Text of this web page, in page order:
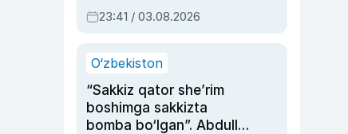
ayolga sud hukmi o‘qildi
23:41 / 03.08.2026
O‘zbekiston
“Sakkiz qator she’rim
boshimga sakkizta
bomba bo‘lgan”. Abdulla